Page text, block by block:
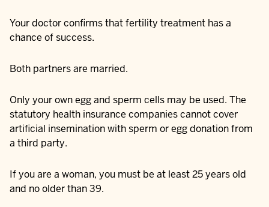
Your doctor confirms that fertility treatment has a
chance of success.
Both partners are married.
Only your own egg and sperm cells may be used. The
statutory health insurance companies cannot cover
artificial insemination with sperm or egg donation from
a third party.
If you are a woman, you must be at least 25 years old
and no older than 39.